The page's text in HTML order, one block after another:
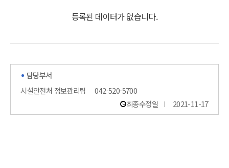
등록된 데이터가 없습니다.
담당부서
시설안전처 정보관리팀
042-520-5700
최종수정일
2021-11-17